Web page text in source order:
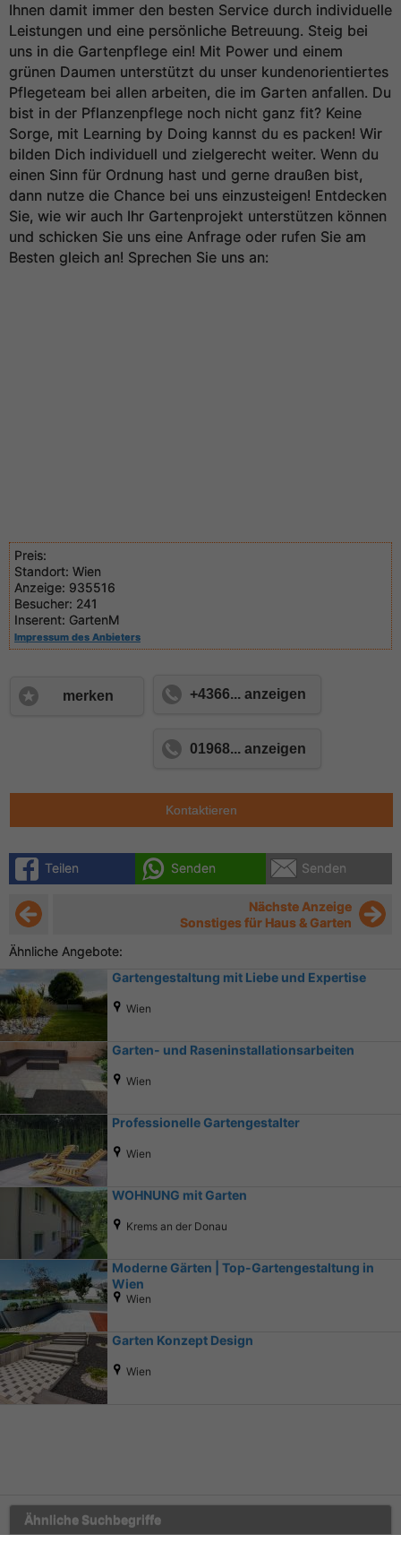
Ihnen damit immer den besten Service durch individuelle
Leistungen und eine persönliche Betreuung. Steig bei
uns in die Gartenpflege ein! Mit Power und einem
grünen Daumen unterstützt du unser kundenorientiertes
Pflegeteam bei allen arbeiten, die im Garten anfallen. Du
bist in der Pflanzenpflege noch nicht ganz fit? Keine
Sorge, mit Learning by Doing kannst du es packen! Wir
bilden Dich individuell und zielgerecht weiter. Wenn du
einen Sinn für Ordnung hast und gerne draußen bist,
dann nutze die Chance bei uns einzusteigen! Entdecken
Sie, wie wir auch Ihr Gartenprojekt unterstützen können
und schicken Sie uns eine Anfrage oder rufen Sie am
Besten gleich an! Sprechen Sie uns an:
Preis:
Standort: Wien
Anzeige: 935516
Besucher: 241
Inserent: GartenM
Impressum des Anbieters
merken +4366... anzeigen
01968... anzeigen
Kontaktieren
Teilen Senden Senden
Nächste Anzeige
Sonstiges für Haus & Garten
Ähnliche Angebote:
Gartengestaltung mit Liebe und Expertise
Wien
Garten- und Raseninstallationsarbeiten
Wien
Professionelle Gartengestalter
Wien
WOHNUNG mit Garten
Krems an der Donau
Moderne Gärten | Top-Gartengestaltung in
Wien‎
Wien
Garten Konzept Design
Wien
Ähnliche Suchbegriffe